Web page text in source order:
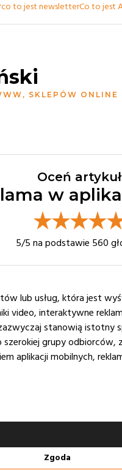
co to jest newsletterCo to jest
SKLEPÓW ONLINE
Oceń artykuł
w
5/5 na podstawie 560
lub usług, która jest
video, interaktywne
stanowią
grupy odbiorców,
aplikacji mobilnych,
Zgoda